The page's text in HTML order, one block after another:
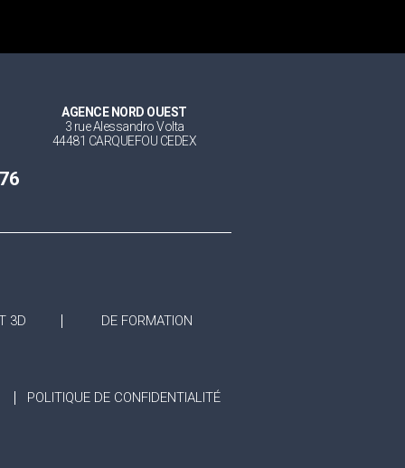
AGENCE NORD OUEST
3 rue Alessandro Volta
44481 CARQUEFOU CEDEX
3D DE FORMATION
POLITIQUE DE CONFIDENTIALITÉ